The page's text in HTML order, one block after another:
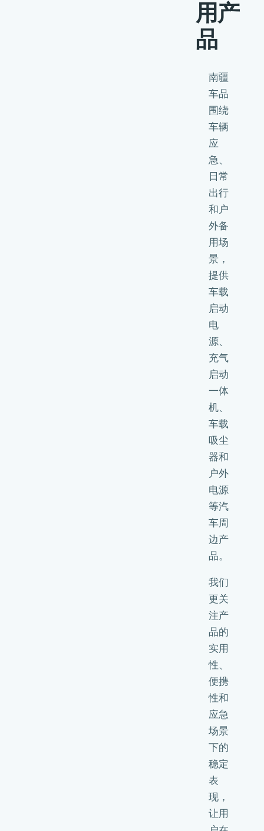
用产
品
南疆
车品
围绕
车辆
应
急、
日常
出行
和户
外备
用场
景，
提供
车载
启动
电
源、
充气
启动
一体
机、
车载
吸尘
器和
户外
电源
等汽
车周
边产
品。
我们
更关
注产
品的
实用
性、
便携
性和
应急
场景
下的
稳定
表
现，
让用